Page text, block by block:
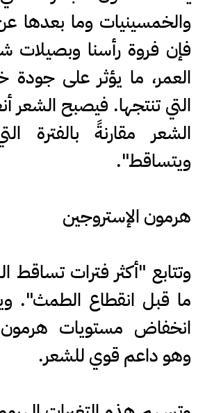
والخمسينيات وما بعدها
فإن فروة رأسنا وبصيلات
العمر، ما يؤثر على
التي تنتجها. فيصبح الشعر
الشعر مقارنةً بالفترة
ويتساقط".
هرمون الإستروجين
وتتابع "أكثر فترات تساقط
ما قبل انقطاع الطمث".
انخفاض مستويات هرمون
وهو داعم قوي للشعر.